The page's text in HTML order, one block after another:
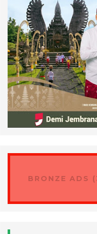
BRONZE ADS